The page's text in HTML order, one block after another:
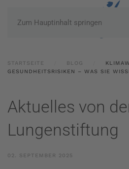
Zum Hauptinhalt springen
STARTSEITE BLOG
GESUNDHEITSRISIKEN – WAS SIE
Aktuelles von
Lungenstiftung
02. SEPTEMBER 2025